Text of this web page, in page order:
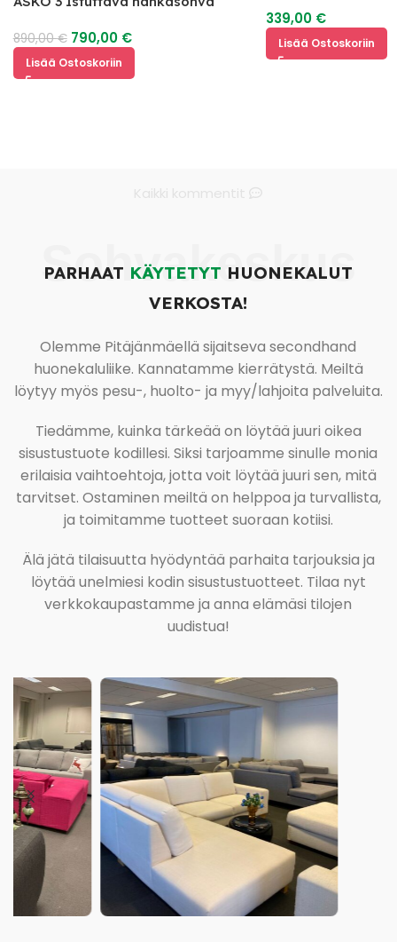
890,00€ 790,00 €
Lisää Ostoskoriin
339,00 €
Lisää Ostoskoriin
Sohvakeskus
PARHAAT KÄYTETYT HUONEKALUT
VERKOSTA!
Olemme Pitäjänmäellä sijaitseva secondhand
huonekaluliike. Kannatamme kierrätystä. Meiltä
löytyy myös pesu-, huolto- ja myy/lahjoita palveluita.
Tiedämme, kuinka tärkeää on löytää juuri oikea
sisustustuote kodillesi. Siksi tarjoamme sinulle monia
erilaisia vaihtoehtoja, jotta voit löytää juuri sen, mitä
tarvitset. Ostaminen meiltä on helppoa ja turvallista,
ja toimitamme tuotteet suoraan kotiisi.
Älä jätä tilaisuutta hyödyntää parhaita tarjouksia ja
löytää unelmiesi kodin sisustustuotteet. Tilaa nyt
verkkokaupastamme ja anna elämäsi tilojen
uudistua!